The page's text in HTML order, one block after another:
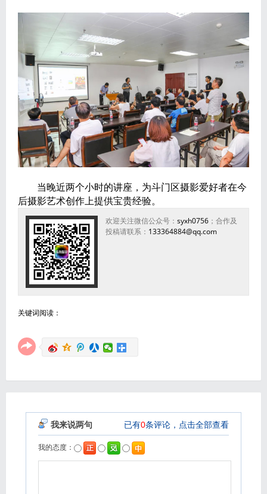
当晚近两个小时的讲座，为斗门区摄影爱好者在今
后摄影艺术创作上提供宝贵经验。
欢迎关注微信公众号： syxh0756；合作及
投稿请联系： 133364884@qq.com
关键词阅读：